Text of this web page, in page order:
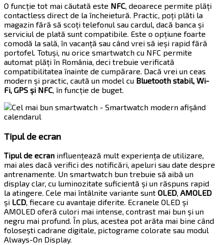
O funcție tot mai căutată este NFC, deoarece permite plăți
contactless direct de la încheietură. Practic, poți plăti la
magazin fără să scoți telefonul sau cardul, dacă banca și
serviciul de plată sunt compatibile. Este o opțiune foarte
comodă la sală, în vacanță sau când vrei să ieși rapid fără
portofel. Totuși, nu orice smartwatch cu NFC permite
automat plăți în România, deci trebuie verificată
compatibilitatea înainte de cumpărare. Dacă vrei un ceas
modern și practic, caută un model cu Bluetooth stabil, Wi-
Fi, GPS și NFC, în funcție de buget.
Tipul de ecran
Tipul de ecran influențează mult experiența de utilizare,
mai ales dacă verifici des notificări, apeluri sau date despre
antrenamente. Un smartwatch bun trebuie să aibă un
display clar, cu luminozitate suficientă și un răspuns rapid
la atingere. Cele mai întâlnite variante sunt OLED, AMOLED
și LCD, fiecare cu avantaje diferite. Ecranele OLED și
AMOLED oferă culori mai intense, contrast mai bun și un
negru mai profund. În plus, acestea pot arăta mai bine când
folosești cadrane digitale, pictograme colorate sau modul
Always-On Display.